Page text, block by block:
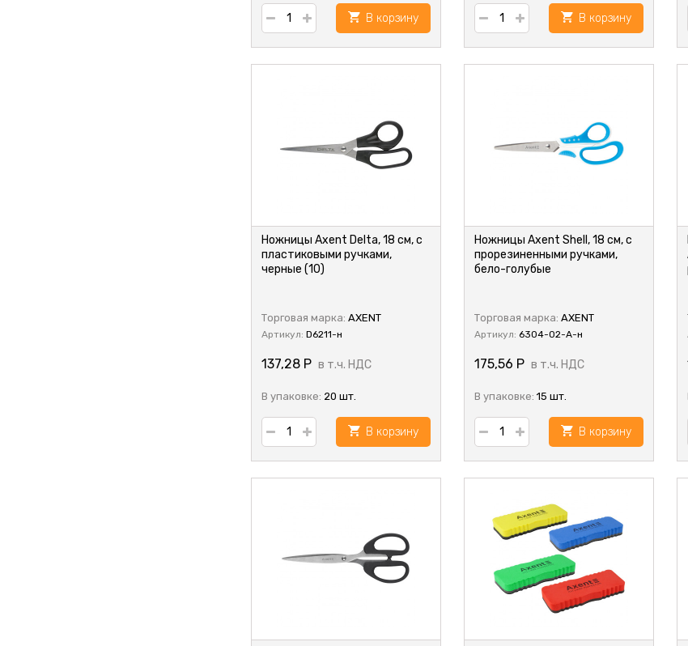
В корзину В корзину
Ножницы Axent Delta, 18 см, с
пластиковыми ручками,
черные (10)
Торговая марка: AXENT
Артикул: D6211-н
137,28 Р в т.ч. НДС
В упаковке: 20 шт.
В корзину
Ножницы Axent Shell, 18 см, с
прорезиненными ручками,
бело-голубые
Торговая марка: AXENT
Артикул: 6304-02-A-н
175,56 Р в т.ч. НДС
В упаковке: 15 шт.
В корзину